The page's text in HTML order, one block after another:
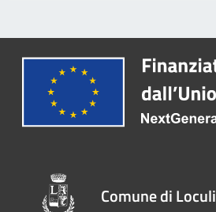
Comune di Loculi